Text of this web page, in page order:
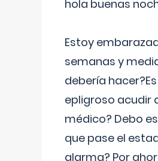
hola buenas
Estoy
semanas y
debería hacer?Es
epligroso acudir
médico? Debo
que pase el
alarma? Por